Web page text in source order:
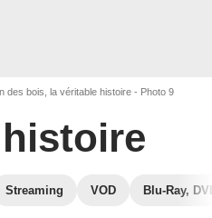
des bois, la véritable histoire - Photo 9
Streaming VOD Blu-Ray, DVD